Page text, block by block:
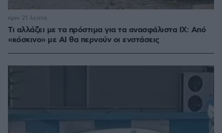
Τι αλλάζει με τα πρόστιμα για τα ανασφάλιστα ΙΧ: Από
«κόσκινο» με AI θα περνούν οι ενστάσεις
πριν 21 λεπτά